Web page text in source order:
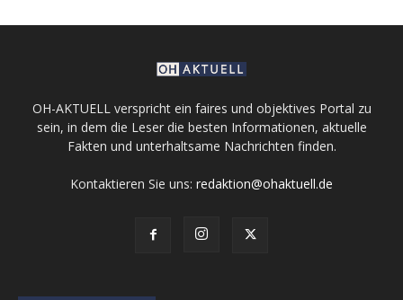
OH-AKTUELL verspricht ein faires und objektives Portal zu
sein, in dem die Leser die besten Informationen, aktuelle
Fakten und unterhaltsame Nachrichten finden.
Kontaktieren Sie uns: redaktion@ohaktuell.de